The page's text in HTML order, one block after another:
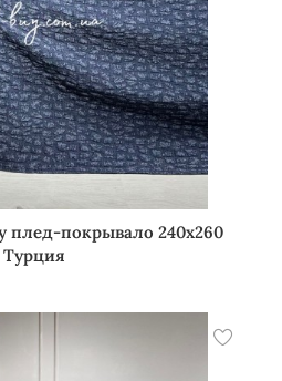
плед-покрывало 240х260
Турция